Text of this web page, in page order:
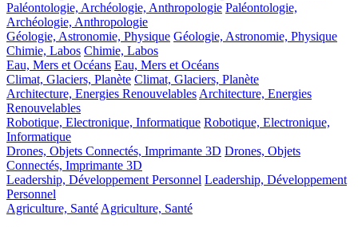
Paléontologie, Archéologie, Anthropologie Paléontologie,
Archéologie, Anthropologie
Géologie, Astronomie, Physique Géologie, Astronomie, Physique
Chimie, Labos Chimie, Labos
Eau, Mers et Océans Eau, Mers et Océans
Climat, Glaciers, Planète Climat, Glaciers, Planète
Architecture, Energies RenouvelablesArchitecture, Energies
Renouvelables
Robotique, Electronique, Informatique Robotique, Electronique,
Informatique
Drones, Objets Connectés, Imprimante 3D Drones, Objets
Connectés, Imprimante 3D
Leadership, Développement Personnel Leadership, Développement
Personnel
Agriculture, SantéAgriculture, Santé